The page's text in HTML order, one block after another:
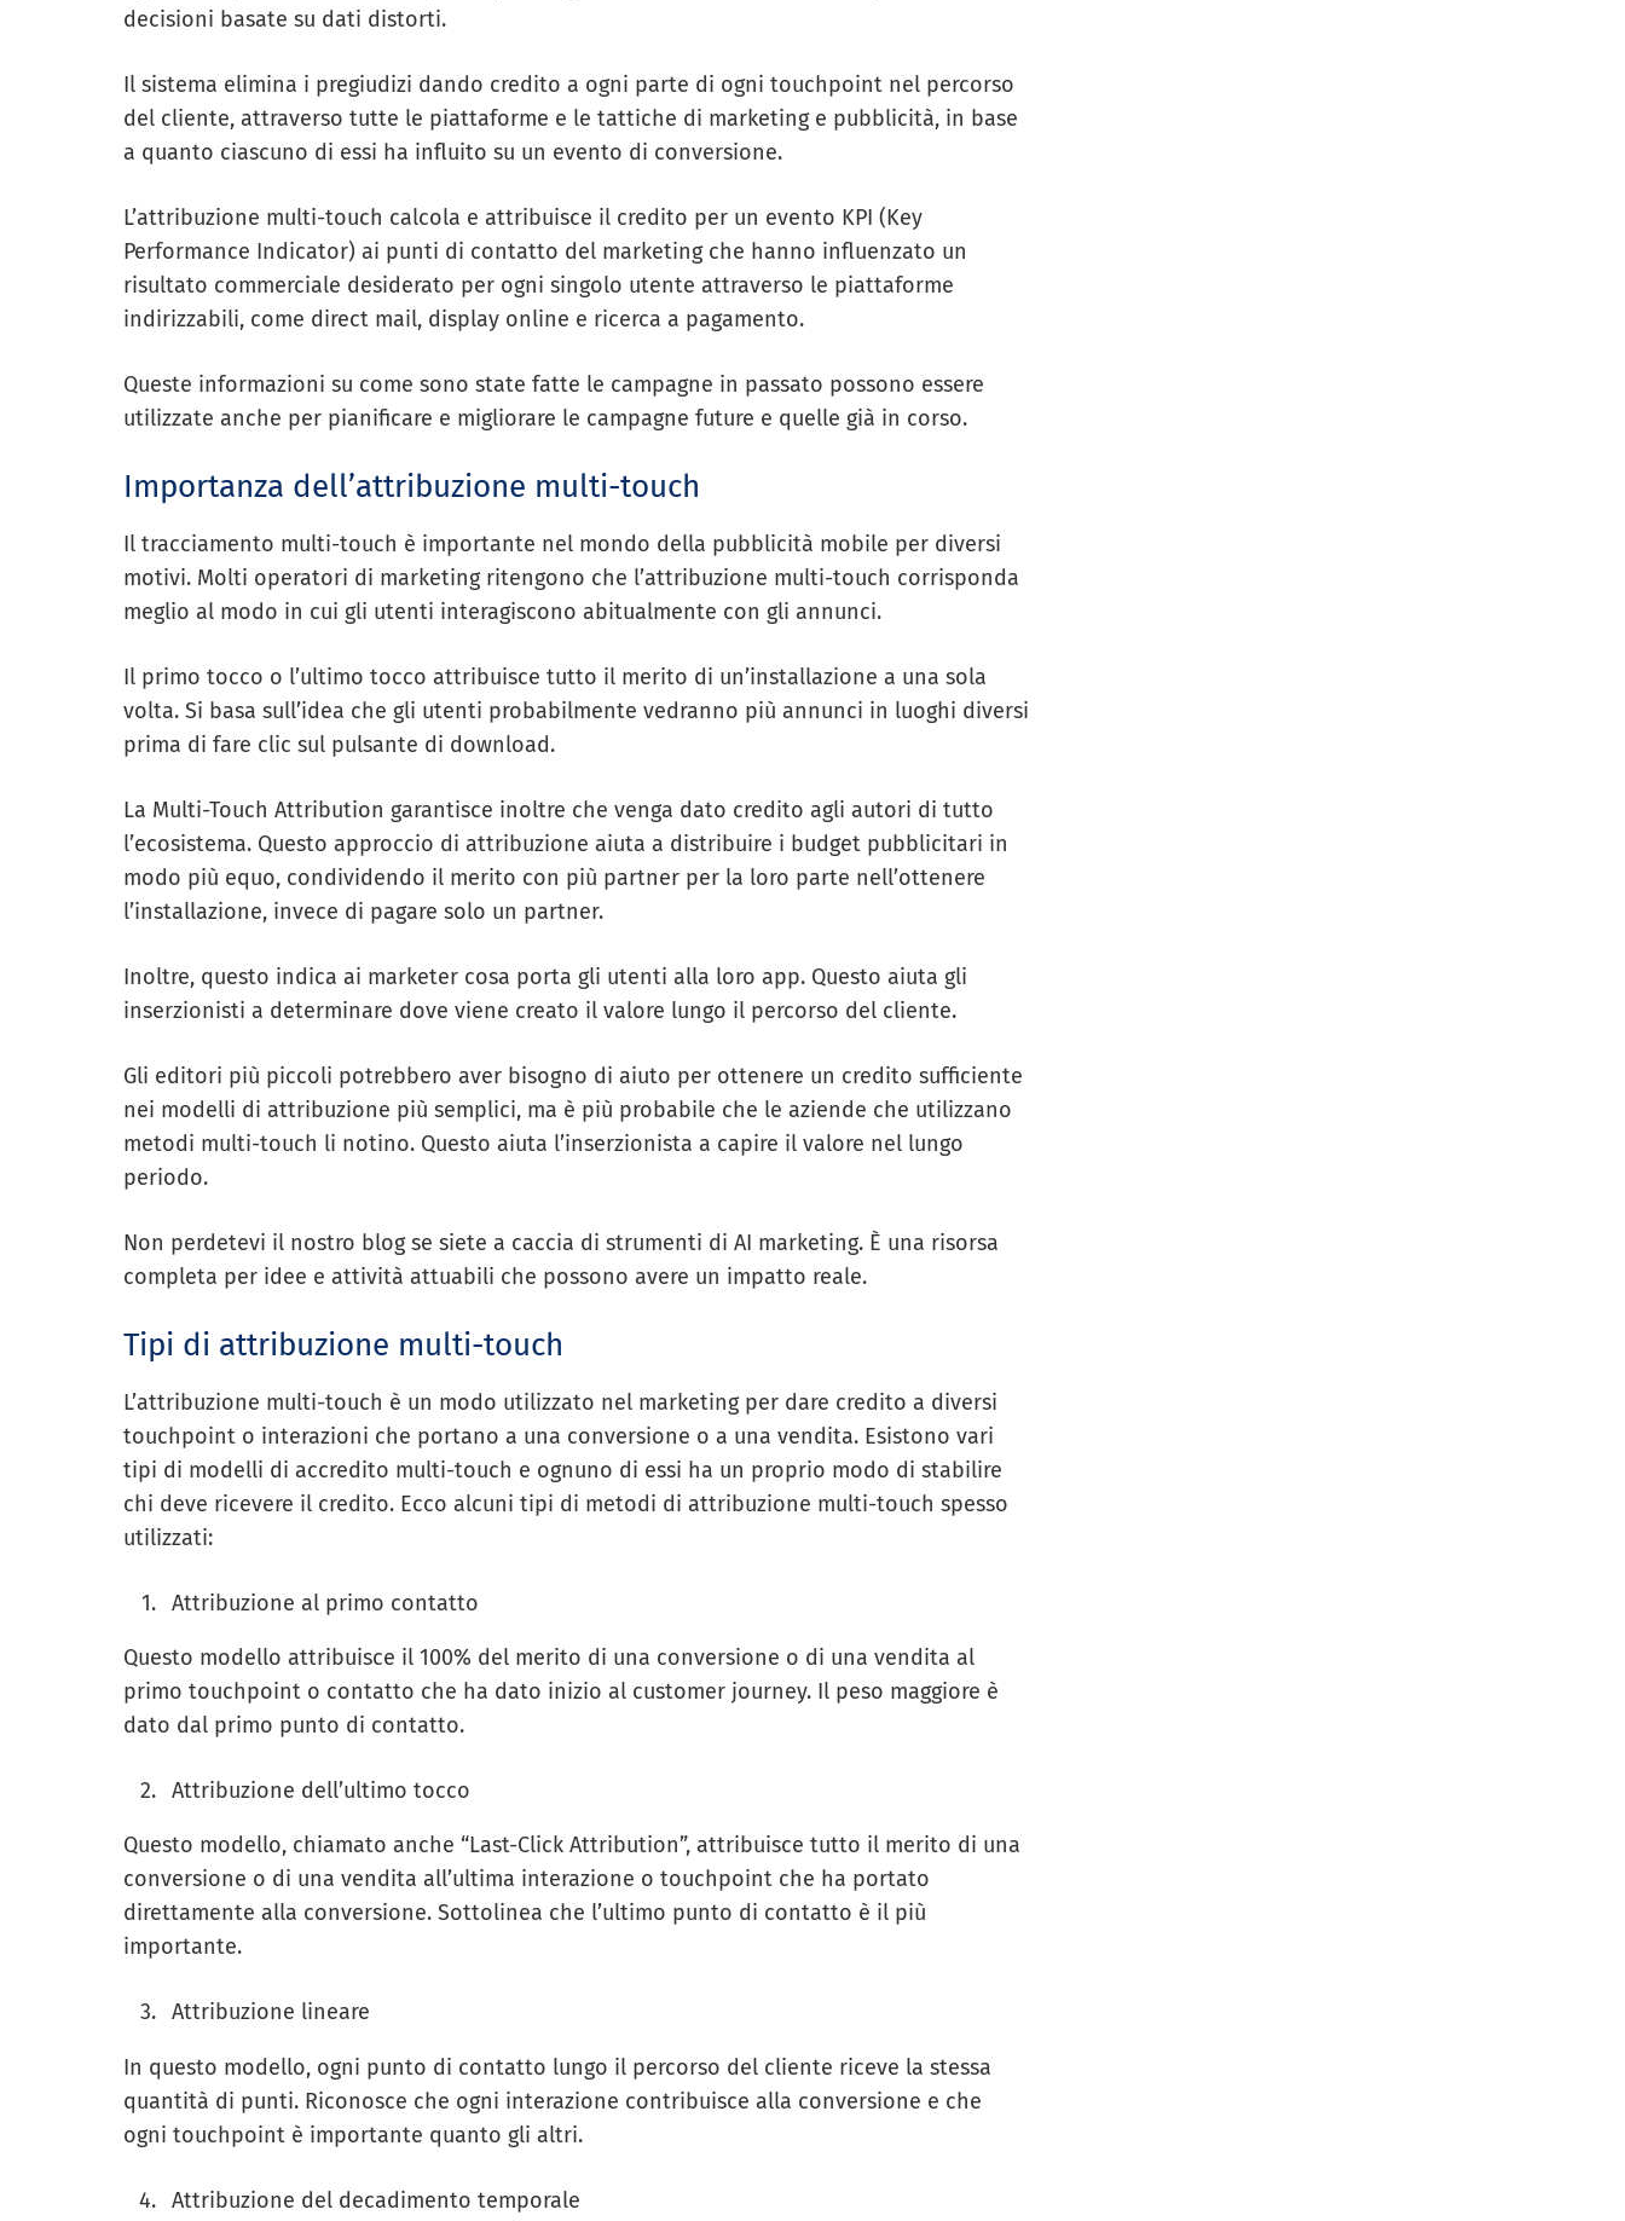
decisioni basate su dati distorti.
Il sistema elimina i pregiudizi dando credito a ogni parte di ogni touchpoint nel percorso
del cliente, attraverso tutte le piattaforme e le tattiche di marketing e pubblicità, in base
a quanto ciascuno di essi ha influito su un evento di conversione.
L’attribuzione multi-touch calcola e attribuisce il credito per un evento KPI (Key
Performance Indicator) ai punti di contatto del marketing che hanno influenzato un
risultato commerciale desiderato per ogni singolo utente attraverso le piattaforme
indirizzabili, come direct mail, display online e ricerca a pagamento.
Queste informazioni su come sono state fatte le campagne in passato possono essere
utilizzate anche per pianificare e migliorare le campagne future e quelle già in corso.
Importanza dell’attribuzione multi-touch
Il tracciamento multi-touch è importante nel mondo della pubblicità mobile per diversi
motivi. Molti operatori di marketing ritengono che l’attribuzione multi-touch corrisponda
meglio al modo in cui gli utenti interagiscono abitualmente con gli annunci.
Il primo tocco o l’ultimo tocco attribuisce tutto il merito di un’installazione a una sola
volta. Si basa sull’idea che gli utenti probabilmente vedranno più annunci in luoghi diversi
prima di fare clic sul pulsante di download.
La Multi-Touch Attribution garantisce inoltre che venga dato credito agli autori di tutto
l’ecosistema. Questo approccio di attribuzione aiuta a distribuire i budget pubblicitari in
modo più equo, condividendo il merito con più partner per la loro parte nell’ottenere
l’installazione, invece di pagare solo un partner.
Inoltre, questo indica ai marketer cosa porta gli utenti alla loro app. Questo aiuta gli
inserzionisti a determinare dove viene creato il valore lungo il percorso del cliente.
Gli editori più piccoli potrebbero aver bisogno di aiuto per ottenere un credito sufficiente
nei modelli di attribuzione più semplici, ma è più probabile che le aziende che utilizzano
metodi multi-touch li notino. Questo aiuta l’inserzionista a capire il valore nel lungo
periodo.
Non perdetevi il nostro blog se siete a caccia di strumenti di AI marketing. È una risorsa
completa per idee e attività attuabili che possono avere un impatto reale.
Tipi di attribuzione multi-touch
L’attribuzione multi-touch è un modo utilizzato nel marketing per dare credito a diversi
touchpoint o interazioni che portano a una conversione o a una vendita. Esistono vari
tipi di modelli di accredito multi-touch e ognuno di essi ha un proprio modo di stabilire
chi deve ricevere il credito. Ecco alcuni tipi di metodi di attribuzione multi-touch spesso
utilizzati:
Attribuzione al primo contatto
Questo modello attribuisce il 100% del merito di una conversione o di una vendita al
primo touchpoint o contatto che ha dato inizio al customer journey. Il peso maggiore è
dato dal primo punto di contatto.
Attribuzione dell’ultimo tocco
Questo modello, chiamato anche “Last-Click Attribution”, attribuisce tutto il merito di una
conversione o di una vendita all’ultima interazione o touchpoint che ha portato
direttamente alla conversione. Sottolinea che l’ultimo punto di contatto è il più
importante.
Attribuzione lineare
In questo modello, ogni punto di contatto lungo il percorso del cliente riceve la stessa
quantità di punti. Riconosce che ogni interazione contribuisce alla conversione e che
ogni touchpoint è importante quanto gli altri.
Attribuzione del decadimento temporale